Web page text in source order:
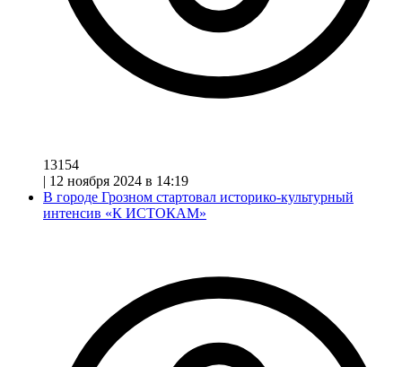
13154
| 12 ноября 2024 в 14:19
В городе Грозном стартовал историко-культурный
интенсив «К ИСТОКАМ»